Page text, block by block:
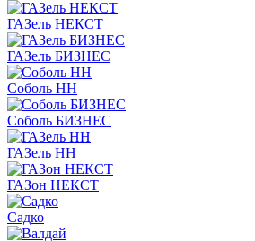
ГАЗель НЕКСТ
ГАЗель БИЗНЕС
Соболь НН
Соболь БИЗНЕС
ГАЗель НН
ГАЗон НЕКСТ
Садко